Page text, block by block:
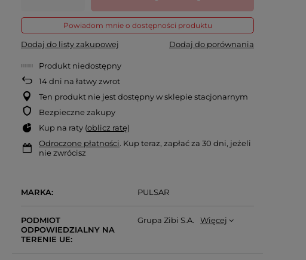
Powiadom mnie o dostępności produktu
Dodaj do listy zakupowej Dodaj do porównania
Produkt niedostępny
14dni na łatwy zwrot
Ten produkt nie jest dostępny w sklepie stacjonarnym
Bezpieczne zakupy
Kup na raty (oblicz ratę)
Odroczone płatności. Kup teraz, zapłać za 30 dni, jeżeli
nie zwrócisz
MARKA PULSAR
PODMIOT
ODPOWIEDZIALNY NA
TERENIE UE
Grupa Zibi S.A. Więcej